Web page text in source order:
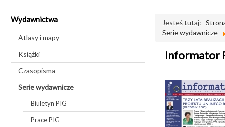
Wydawnictwa
Atlasy i mapy
Książki
Czasopisma
Serie wydawnicze
Biuletyn PIG
Prace PIG
Jesteś tutaj:
Serie wydawnicze
Informator